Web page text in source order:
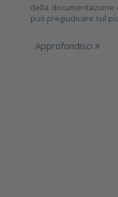
della
può pregiudicare sul
Approfondisci